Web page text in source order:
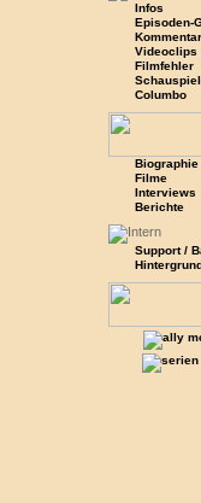
Infos
Episoden-
Videoclips
Filmfehler
Columbo
Biographie
Filme
Interviews
Berichte
Support /